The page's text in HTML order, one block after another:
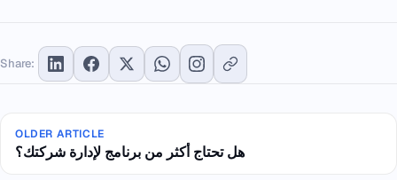
Share:
OLDER ARTICLE
هل تحتاج أكثر من برنامج لإدارة شركتك؟